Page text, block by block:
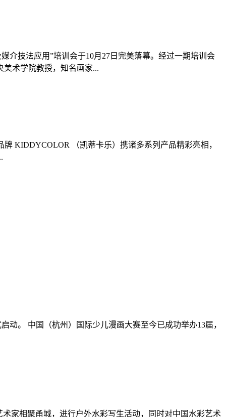
介技法应用”培训会于10月27日完美落幕。经过一期培训会
术学院教授，知名画家...
KIDDYCOLOR （凯蒂卡乐）携诸多系列产品精彩亮相，
。 中国（杭州）国际少儿漫画大赛至今已成功举办13届，
家相聚甬城，进行户外水彩写生活动，同时对中国水彩艺术